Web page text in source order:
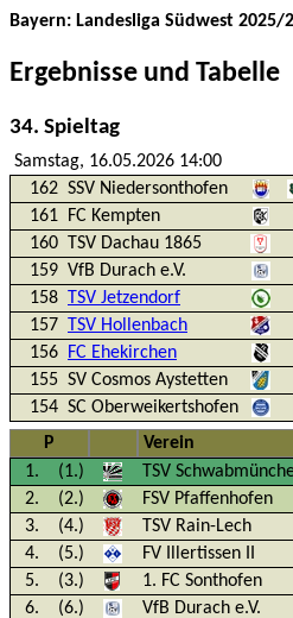
Bayern: Landesliga Südwest 2025/
Ergebnisse und Tabelle
34. Spieltag
Samstag, 16.05.2026 14:00
162 SSV Niedersonthofen
161
FC Kempten
160 TSV Dachau 1865
159 VfB Durach e.V.
158 TSV Jetzendorf
157 TSV Hollenbach
156
FC Ehekirchen
155 SV Cosmos Aystetten
154 SC Oberweikertshofen
P
Verein
1.
(1.) TSV
2.
(2.) FSV Pfaffenhofen
3.
(4.) TSV Rain-Lech
4.
(5.) FV Illertissen II
5.
(3.) 1. FC Sonthofen
6.
(6.) VfB Durach e.V.